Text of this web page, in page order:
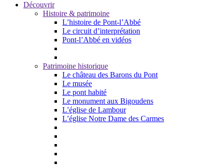
Découvrir
Histoire & patrimoine
L’histoire de Pont-l’Abbé
Le circuit d’interprétation
Pont-l’Abbé en vidéos
Patrimoine historique
Le château des Barons du Pont
Le musée
Le pont habité
Le monument aux Bigoudens
L’église de Lambour
L’église Notre Dame des Carmes